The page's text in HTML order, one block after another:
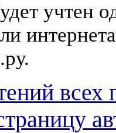
учтен
всех